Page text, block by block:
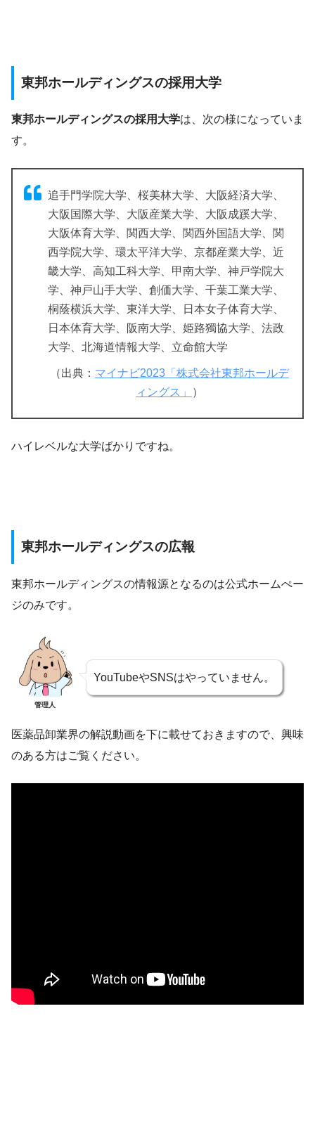
東邦ホールディングスの採用大学
東邦ホールディングスの採用大学は、次の様になっていま
す。
追手門学院大学、桜美林大学、大阪経済大学、
大阪国際大学、大阪産業大学、大阪成蹊大学、
大阪体育大学、関西大学、関西外国語大学、関
西学院大学、環太平洋大学、京都産業大学、近
畿大学、高知工科大学、甲南大学、神戸学院大
学、神戸山手大学、創価大学、千葉工業大学、
桐蔭横浜大学、東洋大学、日本女子体育大学、
日本体育大学、阪南大学、姫路獨協大学、法政
大学、北海道情報大学、立命館大学
（出典： マイナビ2023「株式会社東邦ホールデ
ィングス」
）
ハイレベルな大学ばかりですね。
東邦ホールディングスの広報
東邦ホールディングスの情報源となるのは公式ホームぺー
ジのみです。
管理人
YouTubeやSNSはやっていません。
医薬品卸業界の解説動画を下に載せておきますので、興味
のある方はご覧ください。